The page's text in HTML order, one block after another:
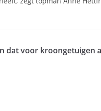
dat voor kroongetuigen